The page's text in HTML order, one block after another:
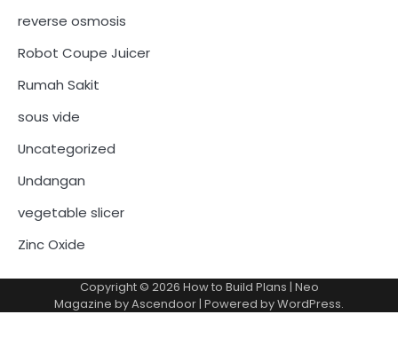
reverse osmosis
Robot Coupe Juicer
Rumah Sakit
sous vide
Uncategorized
Undangan
vegetable slicer
Zinc Oxide
Copyright © 2026 How to Build Plans | Neo
Magazine byAscendoor | Powered byWordPress.